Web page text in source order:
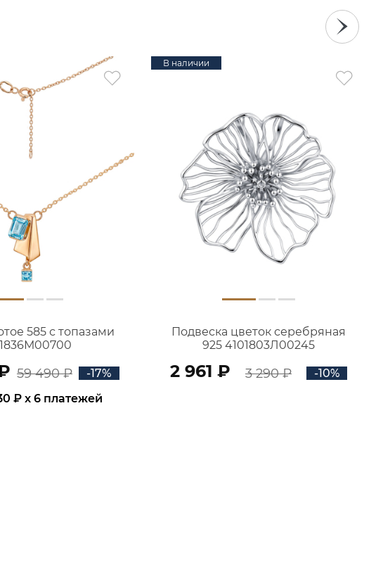
585 с топазами
59 490 ₽
-17%
₽x 6 платежей
В наличии
Подвеска цветок серебряная
925 4101803Л00245
2 961 ₽ 3 290 ₽ -10%